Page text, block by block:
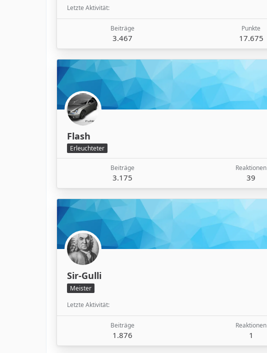
Letzte Aktivität
Beiträge
3.467
Punkte
17.675
Flash
Erleuchteter
Beiträge
3.175
Reaktionen
39
Sir-Gulli
Meister
Letzte Aktivität
Beiträge
1.876
Reaktionen
1